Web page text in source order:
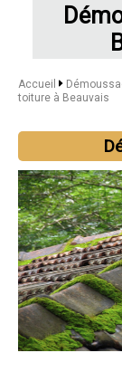
Accueil
toiture à Beauvais